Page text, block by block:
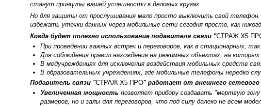
станут принципы вашей успешности в деловых кругах.
Но для защиты от прослушивания мало просто выключить свой телефон.
избежать утечки данных через мобильные сети сегодня просто, как
Когда будет полезно использование подавителя связи "СТРАЖ Х5
При проведении важных встреч и переговоров, как в стационарных,
Для соблюдения правил нахождения на режимных объектах, на
В медучреждениях для исключения воздействия мобильных средств
В образовательных учреждениях, где мобильные телефоны нередко
Подавитель связи "СТРАЖ Х5 ПРО" работает от внешнего сетевого
Увеличенная мощность позволяет прибору создавать "мертвую
размеров, но и залы для переговоров, что под силу далеко не всем